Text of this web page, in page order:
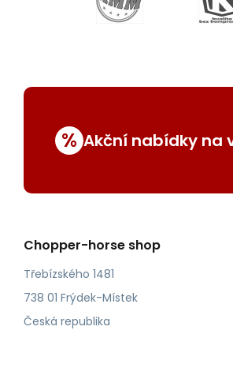
% Akční nabídky na
Chopper-horse shop
Třebízského 1481
738 01 Frýdek-Místek
Česká republika